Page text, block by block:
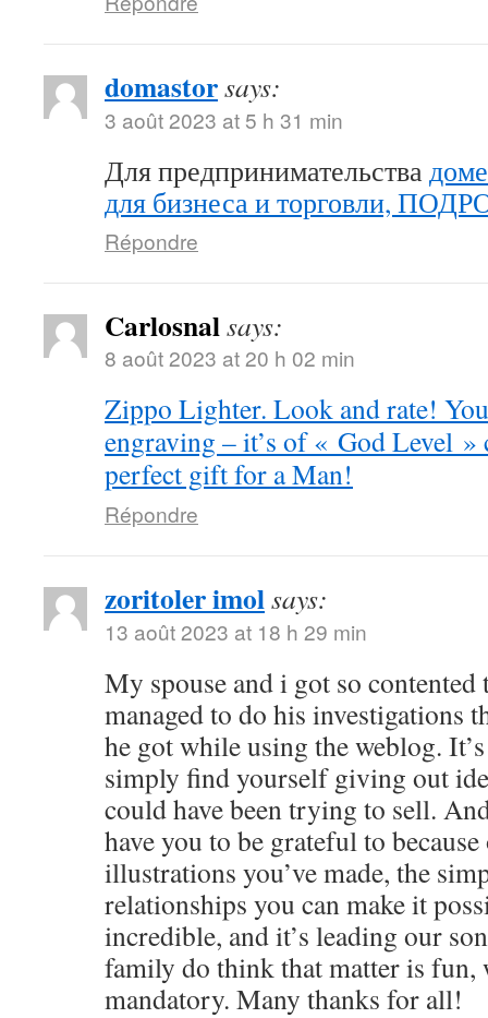
domastorsays:
3 août 2023 at 5 h 31 min
Для предпринимательства
для бизнеса и торговли,
Répondre
Carlosnalsays:
8 août 2023 at 20 h 02 min
Zippo Lighter. Look and rate!
engraving – it’s of « God Level
perfect gift for a Man!
Répondre
zoritoler imolsays:
13 août 2023 at 18 h 29 min
My spouse and i got so contented
managed to do his investigations
he got while using the weblog.
simply find yourself giving out
could have been trying to sell.
have you to be grateful to
illustrations you’ve made, the
relationships you can make it
incredible, and it’s leading our
family do think that matter is
mandatory. Many thanks for all!